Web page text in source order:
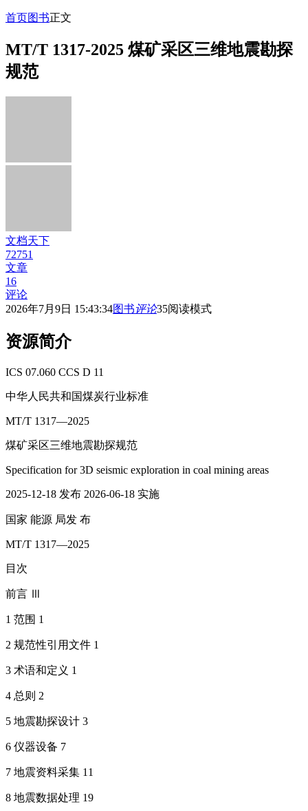
首页图书正文
MT/T 1317-2025 煤矿采区三维地震勘探
规范
文档天下
72751
文章
16
评论
2026年7月9日 15:43:34图书评论35阅读模式
资源简介
ICS 07.060 CCS D 11
中华人民共和国煤炭行业标准
MT/T 1317—2025
煤矿采区三维地震勘探规范
Specification for 3D seismic exploration in coal mining areas
2025-12-18 发布 2026-06-18 实施
国家 能源 局发 布
MT/T 1317—2025
目次
前言 Ⅲ
1 范围 1
2 规范性引用文件 1
3 术语和定义 1
4 总则 2
5 地震勘探设计 3
6 仪器设备 7
7 地震资料采集 11
8 地震数据处理 19